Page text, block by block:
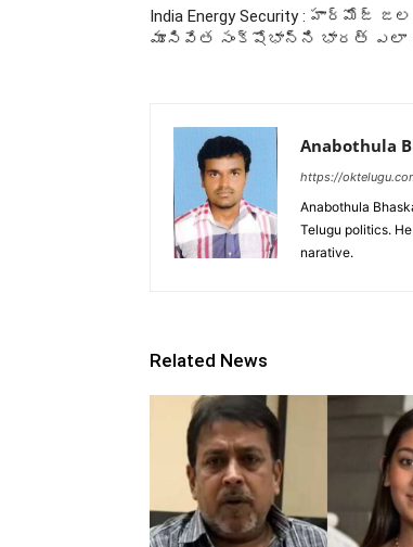
India Energy Security : హార్మోజ్
మూసివేత సంక్షోభాన్ని భారత్ ఎలా
Anabothula
https://
Anabothula
Telugu politics.
narative.
Related News